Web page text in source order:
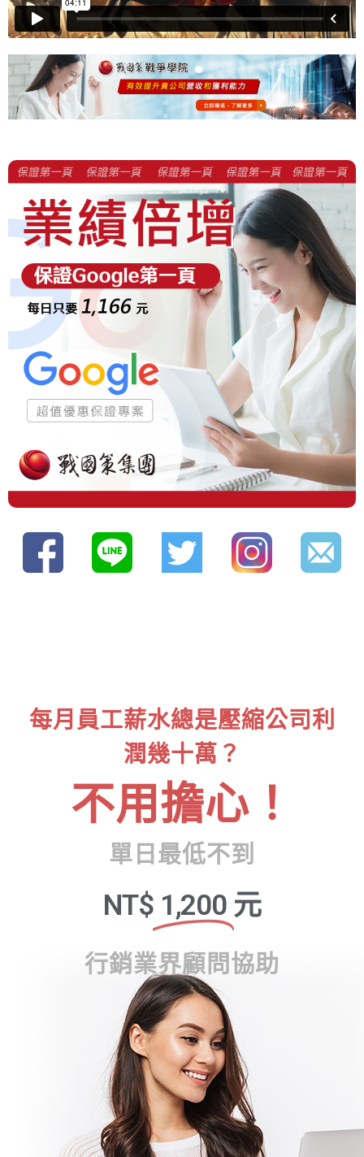
每月員工薪水總是壓縮公司利
潤幾十萬？
不用擔心！
單日最低不到
NT$ 1,200 元
行銷業界顧問協助